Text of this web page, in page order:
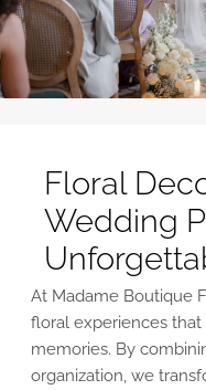
Floral
Wedding
At Madame Boutique
floral experiences
memories. By
organization, we